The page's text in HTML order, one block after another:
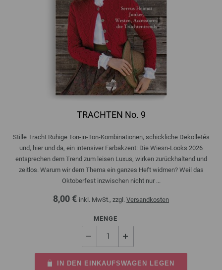
TRACHTEN No. 9
Stille Tracht Ruhige Ton-in-Ton-Kombinationen, schickliche Dekolletés
und, hier und da, ein intensiver Farbakzent: Die Wiesn-Looks 2026
entsprechen dem Trend zum leisen Luxus, wirken zurückhaltend und
zeitlos. Warum wir dem Thema ein ganzes Heft widmen? Weil das
Oktoberfest inzwischen nicht nur ...
8,00 € inkl. MwSt., zzgl. Versandkosten
MENGE
IN DEN EINKAUFSWAGEN LEGEN